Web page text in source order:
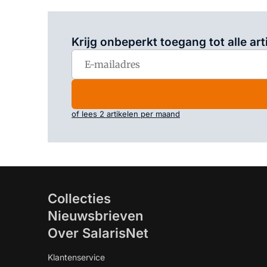
Krijg onbeperkt toegang tot alle
of lees 2 artikelen per maand
Collecties
Nieuwsbrieven
Over SalarisNet
Klantenservice